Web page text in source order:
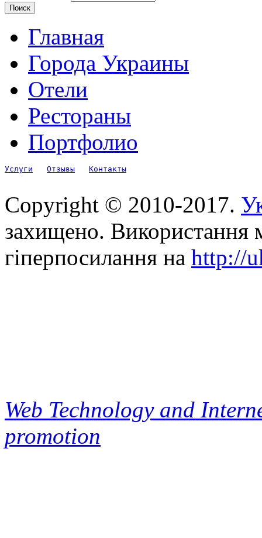
Главная
Города Украины
Отели
Рестораны
Портфолио
Услуги Отзывы Контакты
Copyright © 2010-2017.
захищено. Використання
гіперпосилання на http://
Web Technology and
promotion